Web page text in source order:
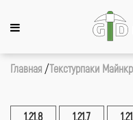
Главная Текстурпаки
1.21.8 1.21.7